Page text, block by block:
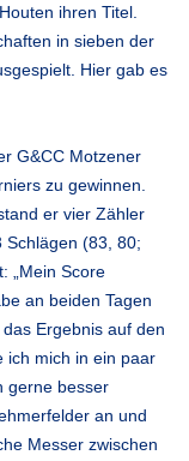
ihren Titel.
in sieben der
Hier gab es
G&CC Motzener
zu gewinnen.
er vier Zähler
Schlägen (83, 80;
„Mein Score
an beiden Tagen
Ergebnis auf den
ich mich in ein paar
gerne besser
an und
Messer zwischen